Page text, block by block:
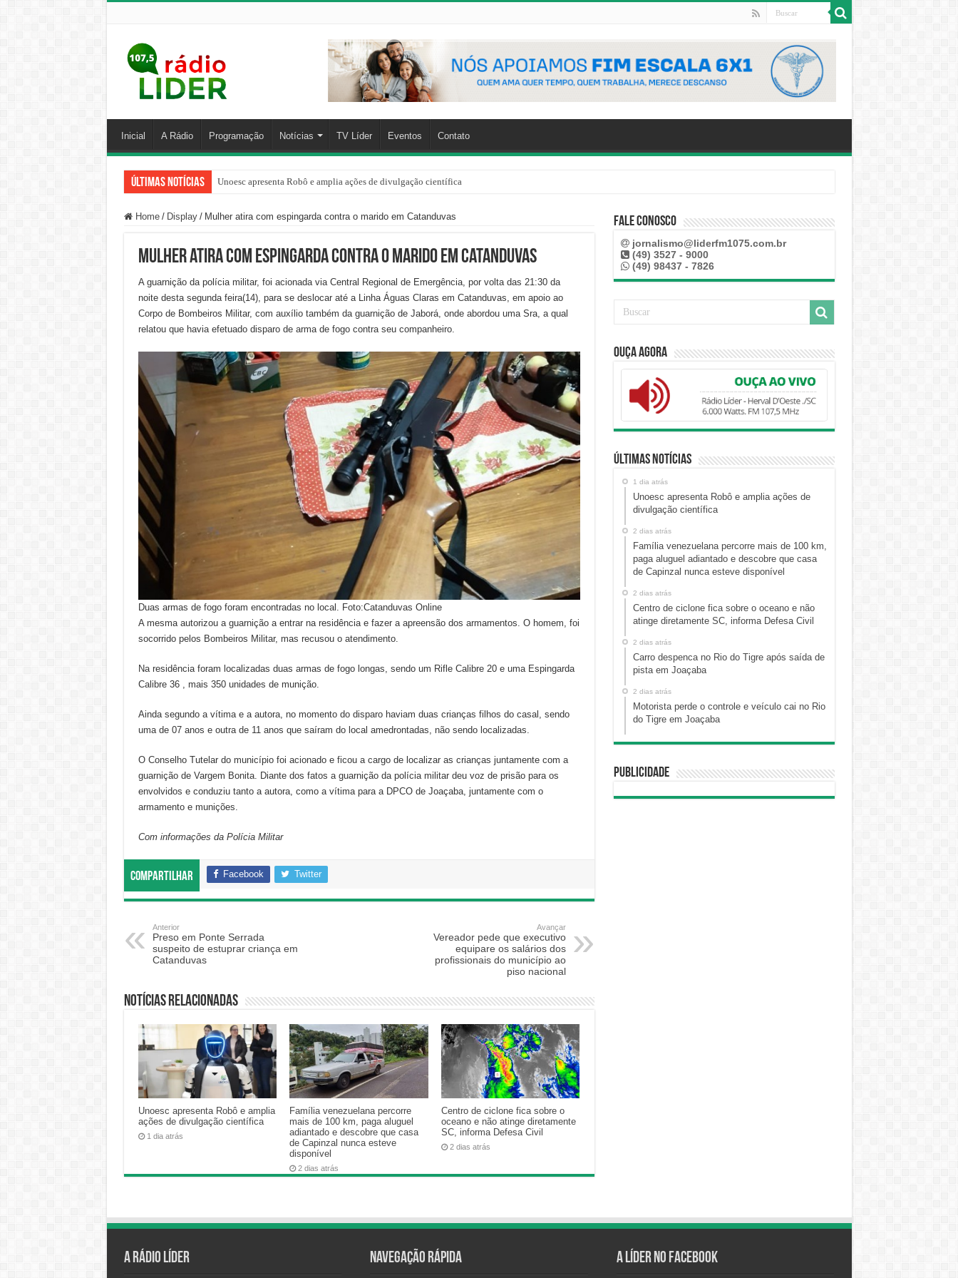
Inicial A Rádio Programação Notícias TV Líder Eventos Contato
Últimas Notícias Unoesc apresenta Robô e amplia ações de divulgação científica
Home / Display / Mulher atira com espingarda contra o marido em Catanduvas
Mulher atira com espingarda contra o marido em Catanduvas
A guarnição da polícia militar, foi acionada via Central Regional de Emergência, por volta das 21:30 da
noite desta segunda feira(14), para se deslocar até a Linha Águas Claras em Catanduvas, em apoio ao
Corpo de Bombeiros Militar, com auxílio também da guarnição de Jaborá, onde abordou uma Sra, a qual
relatou que havia efetuado disparo de arma de fogo contra seu companheiro.
Duas armas de fogo foram encontradas no local. Foto:Catanduvas Online
A mesma autorizou a guarnição a entrar na residência e fazer a apreensão dos armamentos. O homem, foi
socorrido pelos Bombeiros Militar, mas recusou o atendimento.
Na residência foram localizadas duas armas de fogo longas, sendo um Rifle Calibre 20 e uma Espingarda
Calibre 36 , mais 350 unidades de munição.
Ainda segundo a vítima e a autora, no momento do disparo haviam duas crianças filhos do casal, sendo
uma de 07 anos e outra de 11 anos que saíram do local amedrontadas, não sendo localizadas.
O Conselho Tutelar do município foi acionado e ficou a cargo de localizar as crianças juntamente com a
guarnição de Vargem Bonita. Diante dos fatos a guarnição da polícia militar deu voz de prisão para os
envolvidos e conduziu tanto a autora, como a vítima para a DPCO de Joaçaba, juntamente com o
armamento e munições.
Com informações da Polícia Militar
Compartilhar Facebook Twitter
Anterior
Preso em Ponte Serrada
suspeito de estuprar criança em
Catanduvas
Avançar
Vereador pede que executivo
equipare os salários dos
profissionais do município ao
piso nacional
Notícias relacionadas
Unoesc apresenta Robô e amplia
ações de divulgação científica
1 dia atrás
Família venezuelana percorre
mais de 100 km, paga aluguel
adiantado e descobre que casa
de Capinzal nunca esteve
disponível
2 dias atrás
Centro de ciclone fica sobre o
oceano e não atinge diretamente
SC, informa Defesa Civil
2 dias atrás
Fale Conosco
jornalismo@liderfm1075.com.br
(49) 3527 - 9000
(49) 98437 - 7826
Ouça Agora
Últimas Notícias
1 dia atrás
Unoesc apresenta Robô e amplia ações de
divulgação científica
2 dias atrás
Família venezuelana percorre mais de 100 km,
paga aluguel adiantado e descobre que casa
de Capinzal nunca esteve disponível
2 dias atrás
Centro de ciclone fica sobre o oceano e não
atinge diretamente SC, informa Defesa Civil
2 dias atrás
Carro despenca no Rio do Tigre após saída de
pista em Joaçaba
2 dias atrás
Motorista perde o controle e veículo cai no Rio
do Tigre em Joaçaba
Publicidade
A Rádio Líder Navegação Rápida A Líder no Facebook